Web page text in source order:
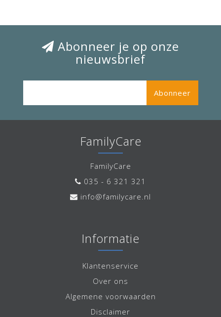
Abonneer je op onze
nieuwsbrief
Abonneer
FamilyCare
FamilyCare
035 - 6 321 321
info@familycare.nl
Informatie
Klantenservice
Over ons
Algemene voorwaarden
Disclaimer